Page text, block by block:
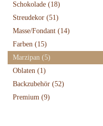
Schokolade (18)
Streudekor (51)
Masse/Fondant (14)
Farben (15)
Marzipan (5)
Oblaten (1)
Backzubehör (52)
Premium (9)